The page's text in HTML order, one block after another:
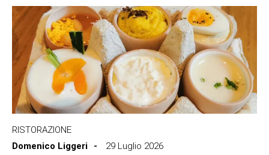
RISTORAZIONE
Domenico Liggeri
29 Luglio 2026